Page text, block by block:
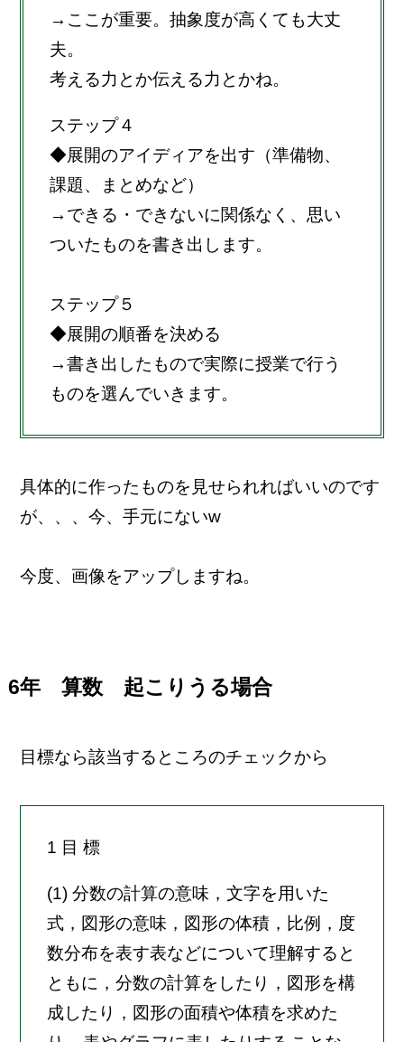
→ここが重要。抽象度が高くても大丈
夫。
考える力とか伝える力とかね。
ステップ４
◆展開のアイディアを出す（準備物、
課題、まとめなど）
→できる・できないに関係なく、思い
ついたものを書き出します。
ステップ５
◆展開の順番を決める
→書き出したもので実際に授業で行う
ものを選んでいきます。
具体的に作ったものを見せられればいいのです
が、、、今、手元にないw
今度、画像をアップしますね。
6年 算数 起こりうる場合
目標なら該当するところのチェックから
1 目 標
(1) 分数の計算の意味，文字を用いた
式，図形の意味，図形の体積，比例，度
数分布を表す表などについて理解すると
ともに，分数の計算をしたり，図形を構
成したり，図形の面積や体積を求めた